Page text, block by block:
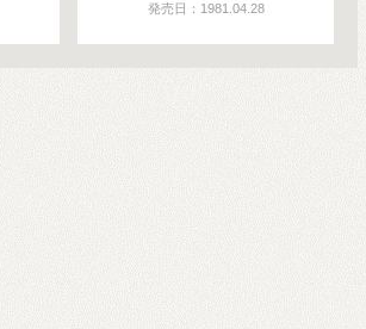
発売日：1981.04.28